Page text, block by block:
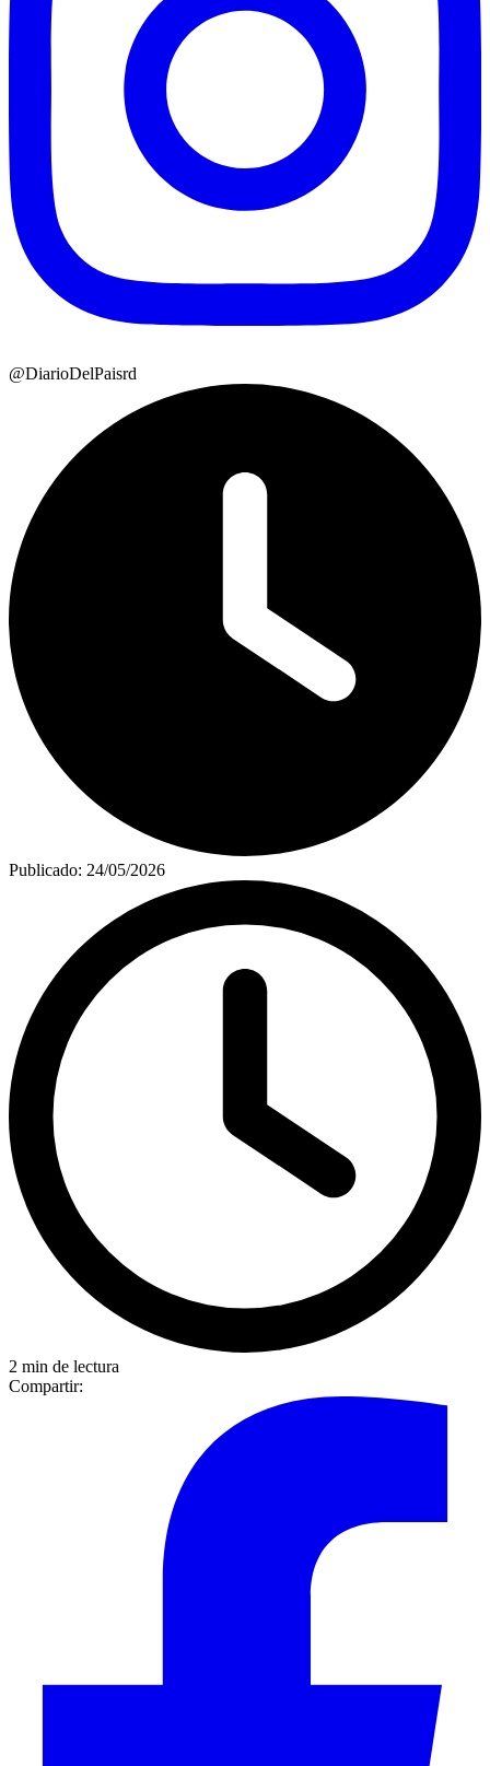
@DiarioDelPaisrd
Publicado: 24/05/2026
2 min de lectura
Compartir: